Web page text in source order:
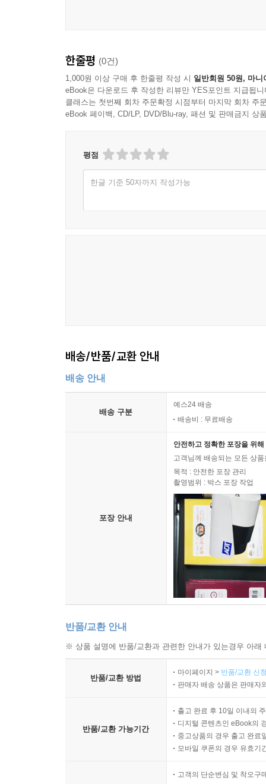
한줄평 (0건)
1,000원 이상 구매 후 한줄평 작성 시 일반회원 50원, 마니
eBook은 다운로드 후 작성한 리뷰만 YES포인트 지급됩니
클래스는 첫번째 회차 주문확정 시점부터 마지막 회차 주
eBook 페이백, CD/LP, DVD/Blu-ray, 패션 및 판매금지 상
평점
한글 기준 50자까지 작성가능
배송/반품/교환 안내
배송 안내
배송 구분
예스24 배송
배송비 : 무료배송
포장 안내
안전하고 정확한 포장을 위
고객님께 배송되는 모든 상
목적 : 안전한 포장 관리
촬영범위 : 박스 포장 작업
반품/교환 안내
※ 상품 설명에 반품/교환과 관련한 안내가 있는경우 아
반품/교환 방법
마이페이지 > 반품/교환 신
판매자 배송 상품은 판매자
반품/교환 가능기간
출고 완료 후 10일 이내의
디지털 콘텐츠인 eBook의
중고상품의 경우 출고 완료
모바일 쿠폰의 경우 유효기
고객의 단순변심 및 착오구